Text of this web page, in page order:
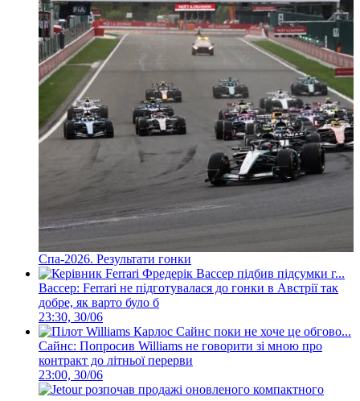
Спа-2026. Результати гонки
Вассер: Ferrari не підготувалася до гонки в Австрії так
добре, як варто було б
23:30, 30/06
Сайнс: Попросив Williams не говорити зі мною про
контракт до літньої перерви
23:00, 30/06